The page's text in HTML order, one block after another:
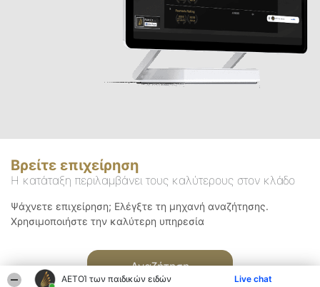
ΑΕΤΟΊ των παιδικών ειδών Live chat
Βρείτε επιχείρηση
Η κατάταξη περιλαμβάνει τους καλύτερους στον κλάδο
Ψάχνετε επιχείρηση; Ελέγξτε τη μηχανή αναζήτησης.
Χρησιμοποιήστε την καλύτερη υπηρεσία
Αναζήτηση